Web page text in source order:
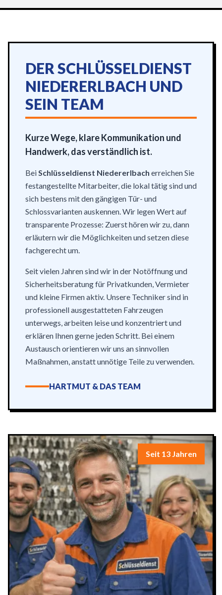
DER SCHLÜSSELDIENST
NIEDERERLBACH UND
SEIN TEAM
Kurze Wege, klare Kommunikation und
Handwerk, das verständlich ist.
BeiSchlüsseldienst Niedererlbach erreichen Sie
festangestellte Mitarbeiter, die lokal tätig sind und
sich bestens mit den gängigen Tür- und
Schlossvarianten auskennen. Wir legen Wert auf
transparente Prozesse: Zuerst hören wir zu, dann
erläutern wir die Möglichkeiten und setzen diese
fachgerecht um.
Seit vielen Jahren sind wir in der Notöffnung und
Sicherheitsberatung für Privatkunden, Vermieter
und kleine Firmen aktiv. Unsere Techniker sind in
professionell ausgestatteten Fahrzeugen
unterwegs, arbeiten leise und konzentriert und
erklären Ihnen gerne jeden Schritt. Bei einem
Austausch orientieren wir uns an sinnvollen
Maßnahmen, anstatt unnötige Teile zu verwenden.
HARTMUT & DAS TEAM
Seit 13 Jahren